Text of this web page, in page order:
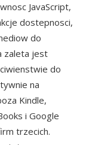
JavaScript,
dostepnosci,
do
zaleta jest
do
na
Kindle,
i Google
trzecich.